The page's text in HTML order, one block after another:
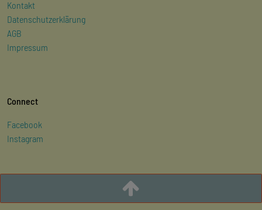
Kontakt
Datenschutzerklärung
AGB
Impressum
Connect
Facebook
Instagram